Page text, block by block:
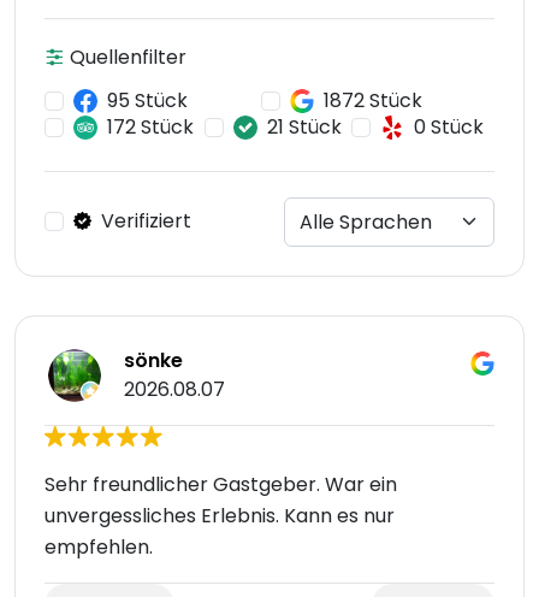
Quellenfilter
95 Stück
1872 Stück
172 Stück
21 Stück 0 Stück
Verifiziert
sönke
2026.08.07
Sehr freundlicher Gastgeber. War ein
unvergessliches Erlebnis. Kann es nur
empfehlen.